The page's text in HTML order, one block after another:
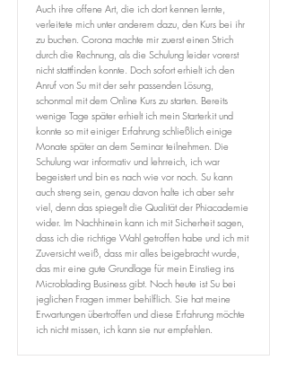
Auch ihre offene Art, die ich dort kennen lernte,
verleitete mich unter anderem dazu, den Kurs bei ihr
zu buchen. Corona machte mir zuerst einen Strich
durch die Rechnung, als die Schulung leider vorerst
nicht stattfinden konnte. Doch sofort erhielt ich den
Anruf von Su mit der sehr passenden Lösung,
schonmal mit dem Online Kurs zu starten. Bereits
wenige Tage später erhielt ich mein Starterkit und
konnte so mit einiger Erfahrung schließlich einige
Monate später an dem Seminar teilnehmen. Die
Schulung war informativ und lehrreich, ich war
begeistert und bin es nach wie vor noch. Su kann
auch streng sein, genau davon halte ich aber sehr
viel, denn das spiegelt die Qualität der Phiacademie
wider. Im Nachhinein kann ich mit Sicherheit sagen,
dass ich die richtige Wahl getroffen habe und ich mit
Zuversicht weiß, dass mir alles beigebracht wurde,
das mir eine gute Grundlage für mein Einstieg ins
Microblading Business gibt. Noch heute ist Su bei
jeglichen Fragen immer behilflich. Sie hat meine
Erwartungen übertroffen und diese Erfahrung möchte
ich nicht missen, ich kann sie nur empfehlen.